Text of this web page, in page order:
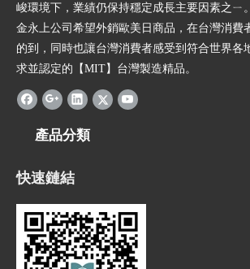
峻環境下，業績仍保持穩定成長主要因素之ㄧ。
金永上公司希望外銷歐美日商品，在台灣消費
的到，同時也讓台灣消費者感受到符合世界各
求並認定的【MIT】台灣製造精品。
產品分類
快速鏈結